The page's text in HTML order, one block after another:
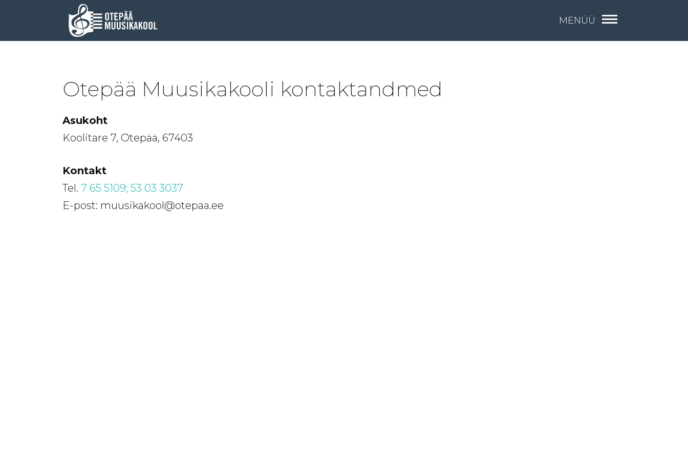
Otepää Muusikakooli kontaktandmed
Asukoht
Koolitare 7, Otepää, 67403
Kontakt
Tel. 7 65 5109; 53 03 3037
E-post: muusikakool@otepaa.ee
MENÜÜ